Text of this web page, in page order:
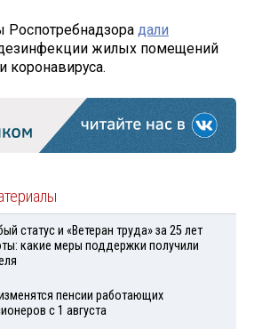
Роспотребнадзора дали
жилых помещений
коронавируса.
статус и «Ветеран труда» за 25 лет
какие меры поддержки получили
пенсии работающих
с 1 августа